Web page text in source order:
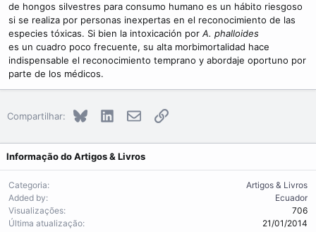
de hongos silvestres para consumo humano es un hábito riesgoso
si se realiza por personas inexpertas en el reconocimiento de las
especies tóxicas. Si bien la intoxicación por A. phalloides
es un cuadro poco frecuente, su alta morbimortalidad hace
indispensable el reconocimiento temprano y abordaje oportuno por
parte de los médicos.
Compartilhar: Bluesky LinkedInE-mailLink
Informação do Artigos & Livros
Categoria
Artigos & Livros
Added by
Ecuador
Visualizações
706
Última atualização
21/01/2014